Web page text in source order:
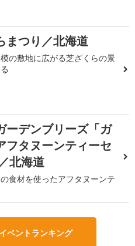
まつり／北海道
の敷地に広がる芝ざくらの景
ーデンブリーズ「ガ
フタヌーンティーセ
北海道
食材を使ったアフタヌーンテ
ベントランキング